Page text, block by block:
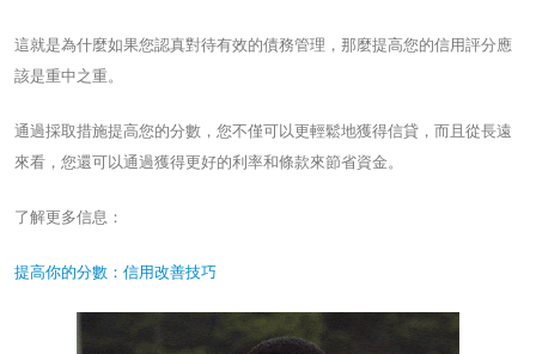
這就是為什麼如果您認真對待有效的債務管理，那麼提高您的信用評分應
該是重中之重。
通過採取措施提高您的分數，您不僅可以更輕鬆地獲得信貸，而且從長遠
來看，您還可以通過獲得更好的利率和條款來節省資金。
了解更多信息：
提高你的分數：信用改善技巧